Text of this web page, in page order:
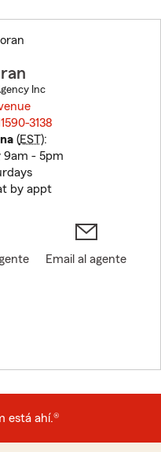
Inc
3138
(EST):
9am - 5pm
by appt
Email al agente
está ahí.®